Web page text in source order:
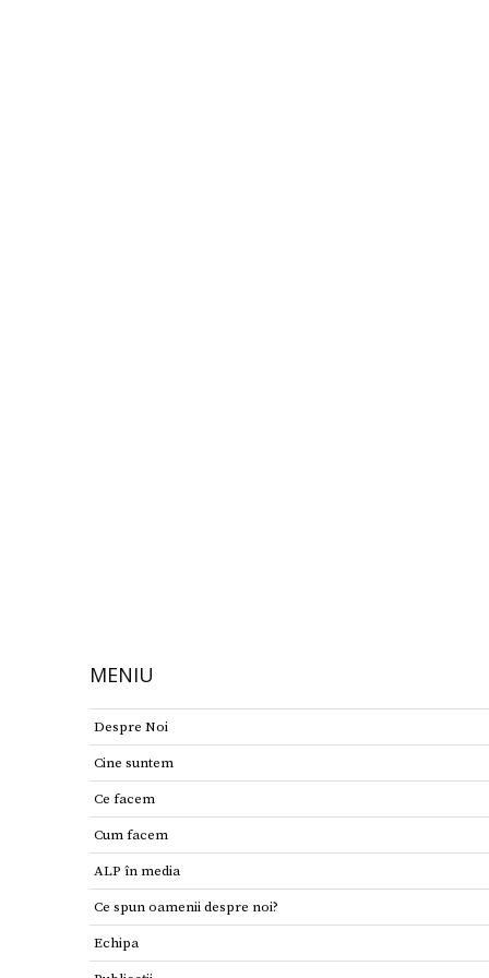
MENIU
Despre Noi
Cine suntem
Ce facem
Cum facem
ALP în media
Ce spun oamenii despre noi?
Echipa